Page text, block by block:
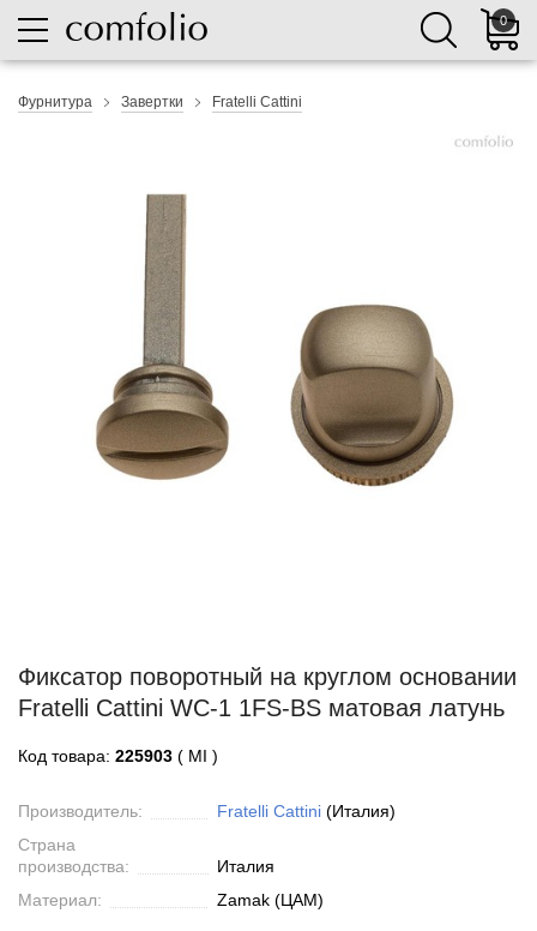
0
Фурнитура Завертки Fratelli Cattini
Фиксатор поворотный на круглом основании
Fratelli Cattini WC-1 1FS-BS матовая латунь
Код товара: 225903 ( MI )
Производитель: Fratelli Cattini(Италия)
Страна
производства:
Италия
Материал:
Zamak (ЦАМ)